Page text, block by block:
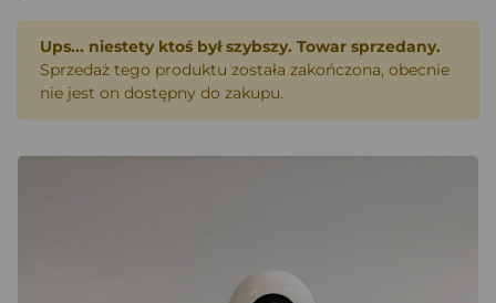
Ups... niestety ktoś był szybszy. Towar sprzedany.
Sprzedaż tego produktu została zakończona, obecnie
nie jest on dostępny do zakupu.